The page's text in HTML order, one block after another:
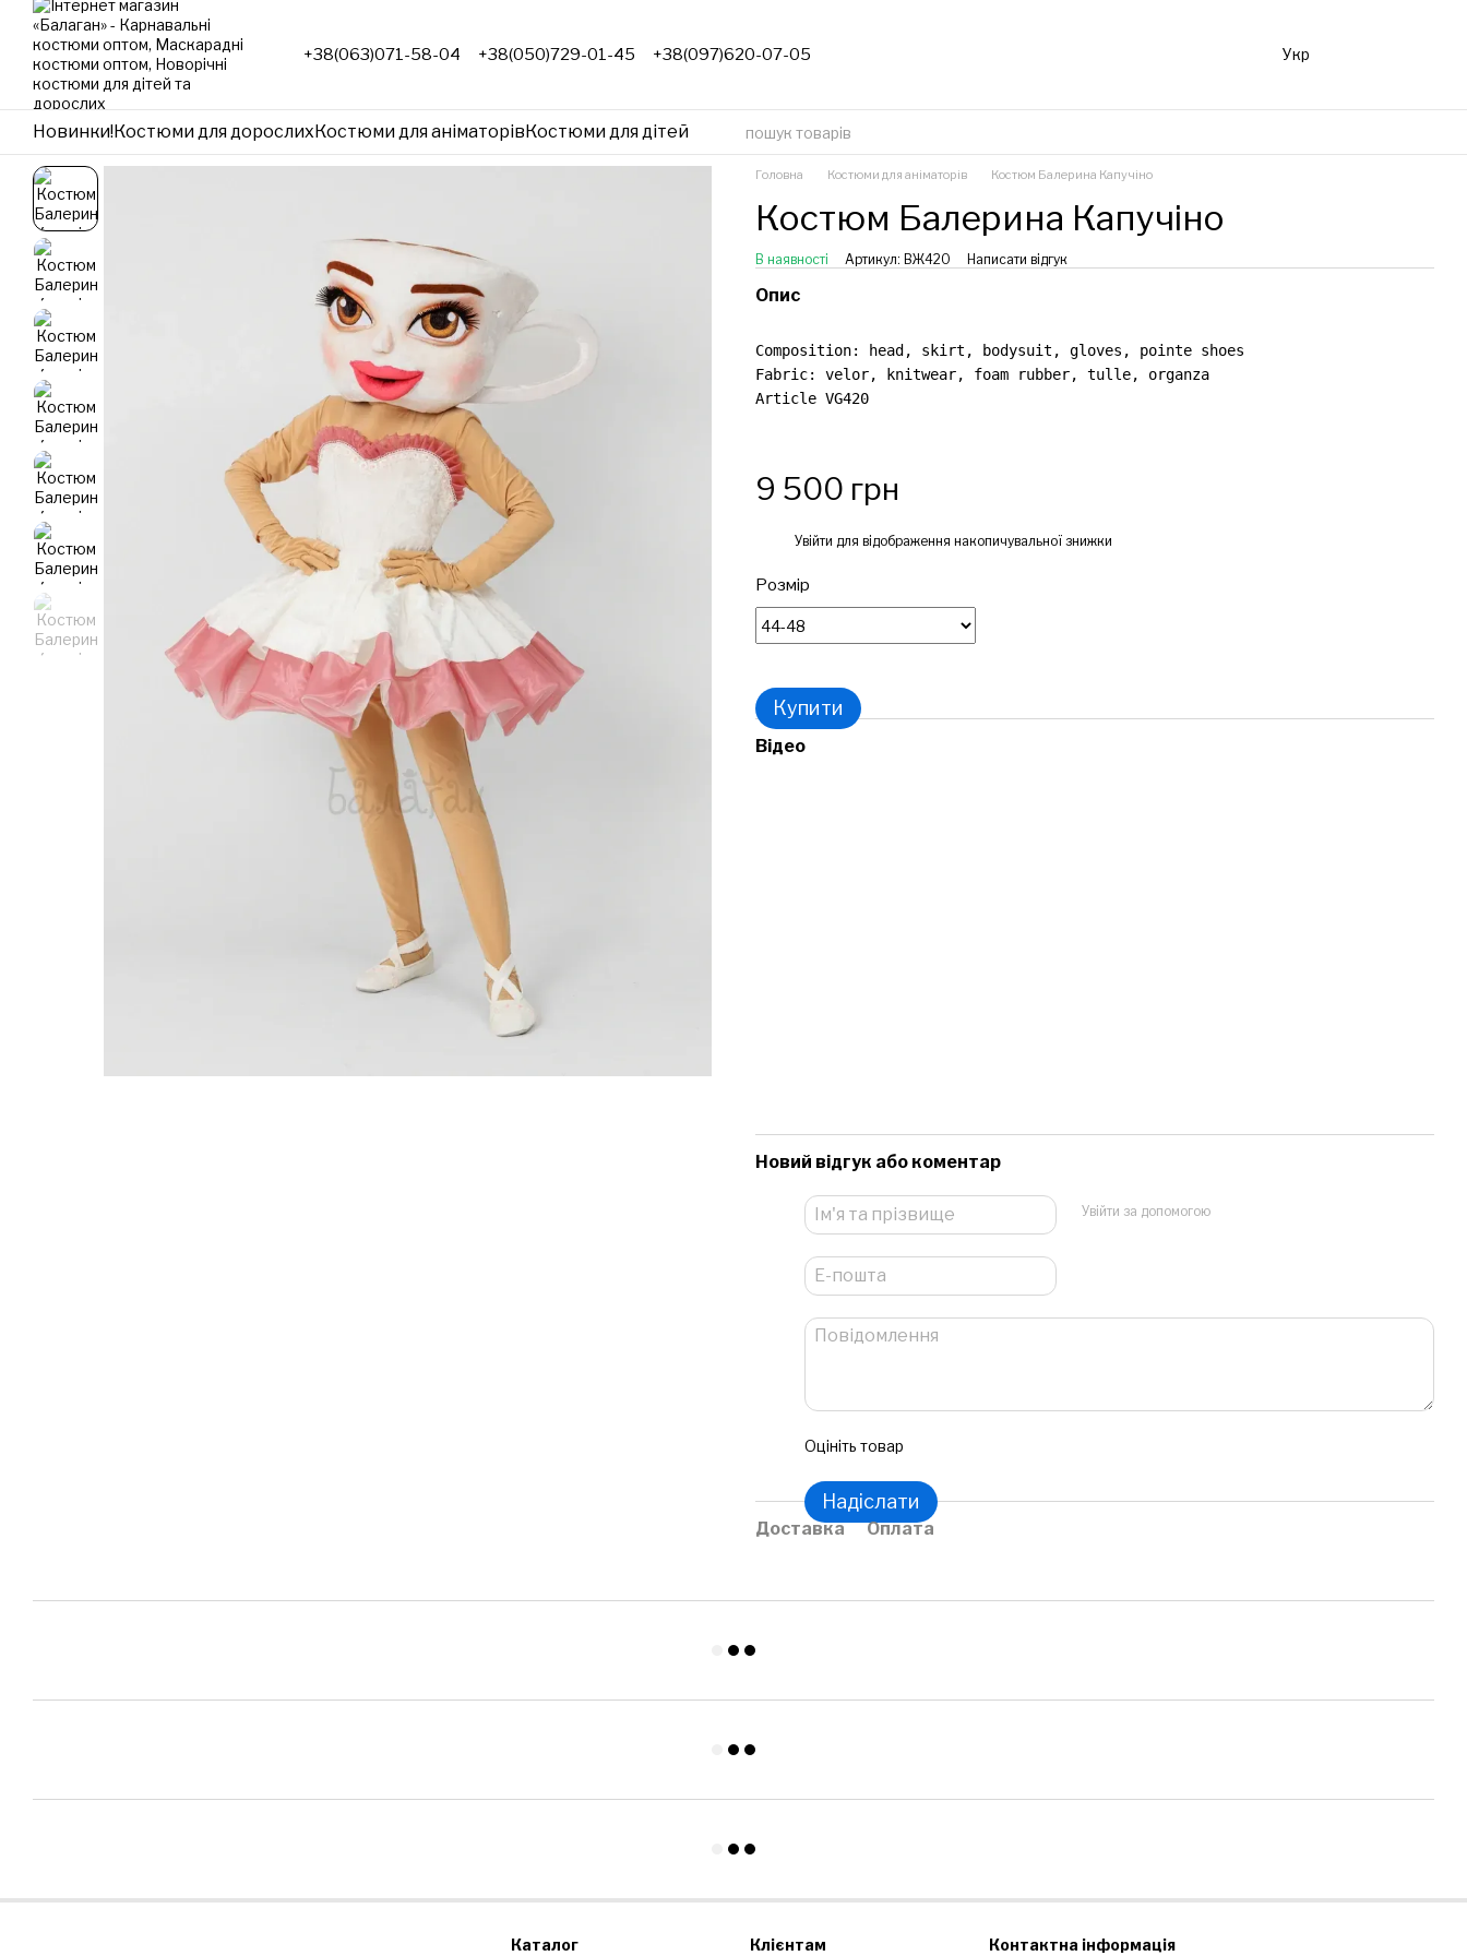
Перейти до основного контенту
+38(063)071-58-04 +38(050)729-01-45 +38(097)620-07-05 Укр
Новинки!Костюми для дорослихКостюми для аніматорівКостюми для дітей
Головна Костюми для аніматорів Костюм Балерина Капучіно
Костюм Балерина Капучіно
В наявності Артикул: ВЖ420 Написати відгук
Опис
Composition: head, skirt, bodysuit, gloves, pointe shoes
Fabric: velor, knitwear, foam rubber, tulle, organza
Article VG420
9 500 грн
Увійти для відображення накопичувальної знижки
Розмір
Купити
Відео
Новий відгук або коментар
Увійти за допомогою
Оцініть товар
Надіслати
Доставка Оплата
Каталог Клієнтам Контактна інформація